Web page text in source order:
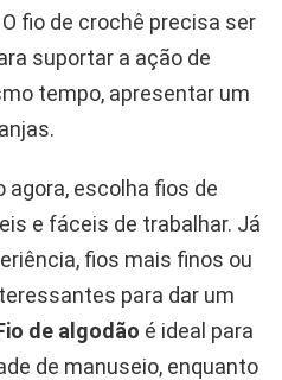
fio de crochê precisa ser
suportar a ação de
tempo, apresentar um
escolha fios de
e fáceis de trabalhar. Já
fios mais finos ou
para dar um
de algodão é ideal para
de manuseio, enquanto